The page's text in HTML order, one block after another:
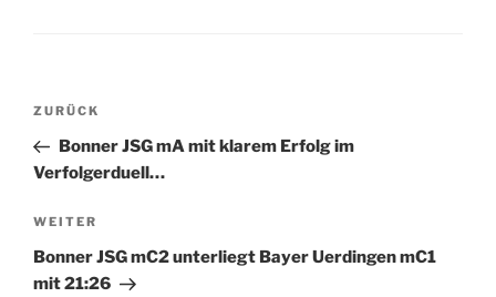
Beitragsnavigation
Vorheriger
Beitrag
ZURÜCK
Bonner JSG mA mit klarem Erfolg im
Verfolgerduell…
Nächster
Beitrag
WEITER
Bonner JSG mC2 unterliegt Bayer Uerdingen mC1
mit 21:26